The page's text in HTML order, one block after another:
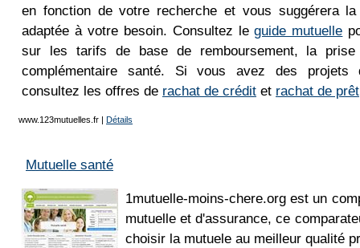
en fonction de votre recherche et vous suggérera la
adaptée à votre besoin. Consultez leguide mutuelle
sur les tarifs de base de remboursement, la
complémentaire santé. Si vous avez des projets
consultez les offres de rachat de crédit et rachat de prêt
www.123mutuelles.fr | Détails
Mutuelle santé
1mutuelle-moins-chere.org est un
mutuelle et d'assurance, ce
choisir la mutuele au meilleur qualité